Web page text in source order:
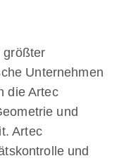
größter
Unternehmen
die Artec
und
Artec
und